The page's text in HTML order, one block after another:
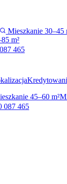
Mieszkanie 30–45
m²
465
45–60 m²
087 465